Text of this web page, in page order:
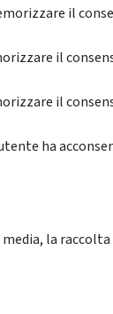
il
il
il
ha
la